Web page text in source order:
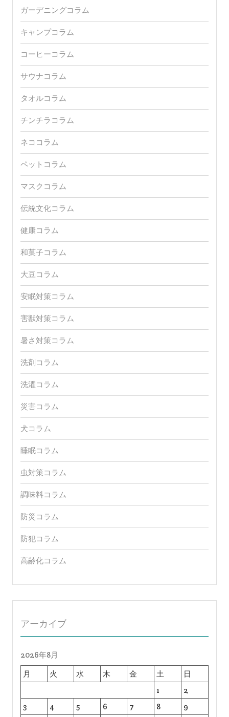
ガーデニングコラム
キャンプコラム
コーヒーコラム
サウナコラム
タオルコラム
チンチラコラム
ネココラム
ペットコラム
マスクコラム
伝統文化コラム
健康コラム
和菓子コラム
大豆コラム
安眠対策コラム
害獣対策コラム
暑さ対策コラム
洗剤コラム
洗濯コラム
災害コラム
犬コラム
睡眠コラム
虫対策コラム
調味料コラム
防災コラム
防犯コラム
高齢化コラム
アーカイブ
2026年8月
月
火 水 木 金 土
日
1
2
3
4 5 6 7 8 9